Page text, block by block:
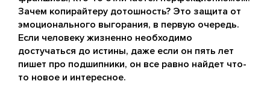
Зачем копирайтеру дотошность? Это защита от
эмоционального выгорания, в первую очередь.
Если человеку жизненно необходимо
достучаться до истины, даже если он пять лет
пишет про подшипники, он все равно найдет что-
то новое и интересное.